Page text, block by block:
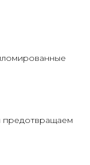
предотвращаем